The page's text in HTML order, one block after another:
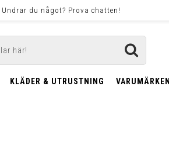
Undrar du något? Prova chatten!
KLÄDER & UTRUSTNING VARUMÄRKEN